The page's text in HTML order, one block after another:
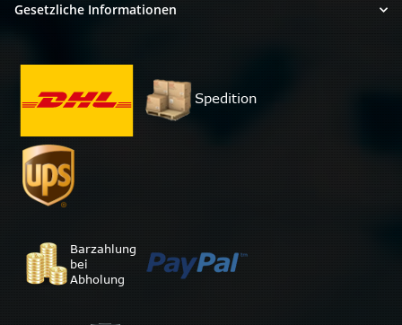
Gesetzliche Informationen